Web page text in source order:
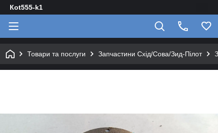
Кot555-k1
Товари та послуги Запчастини Схід/Сова/Зид-Пілот